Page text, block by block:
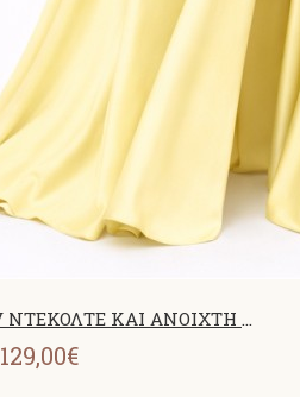
ΦΟΡΕΜΑ MAXI ΜΕ V ΝΤΕΚΟΛΤΕ KAI ΑΝΟΙΧΤΗ ΠΛΑΤΗ BANANA 26433
129,00€